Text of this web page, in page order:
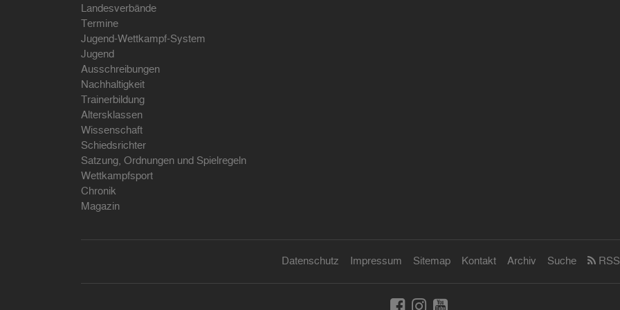
Landesverbände
Termine
Jugend-Wettkampf-System
Jugend
Ausschreibungen
Nachhaltigkeit
Trainerbildung
Altersklassen
Wissenschaft
Schiedsrichter
Satzung, Ordnungen und Spielregeln
Wettkampfsport
Chronik
Magazin
Datenschutz Impressum Sitemap Kontakt Archiv Suche